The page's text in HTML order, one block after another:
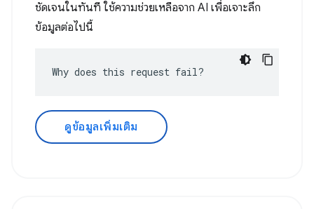
ชัดเจนในทันที ใช้ความช่วยเหลือจาก AI เพื่อเจาะลึก
ข้อมูลต่อไปนี้
Why does this request fail?
ดูข้อมูลเพิ่มเติม